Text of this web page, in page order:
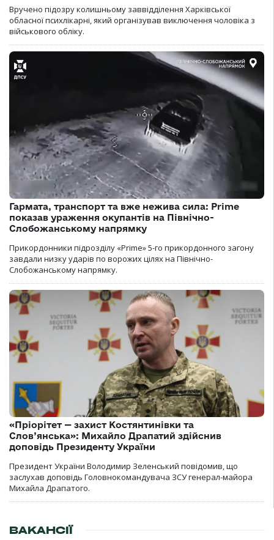
Вручено підозру колишньому заввідділення Харківської
обласної психлікарні, який організував виключення чоловіка з
військового обліку.
Гармата, транспорт та вже нежива сила: Prime
показав ураження окупантів на Північно-
Слобожанському напрямку
Прикордонники підрозділу «Prime» 5-го прикордонного загону
завдали низку ударів по ворожих цілях на Північно-
Слобожанському напрямку.
«Пріорітет — захист Костянтинівки та
Слов’янська»: Михайло Драпатий здійснив
доповідь Президенту України
Президент України Володимир Зеленський повідомив, що
заслухав доповідь Головнокомандувача ЗСУ генерал-майора
Михайла Драпатого.
ВАКАНСІЇ